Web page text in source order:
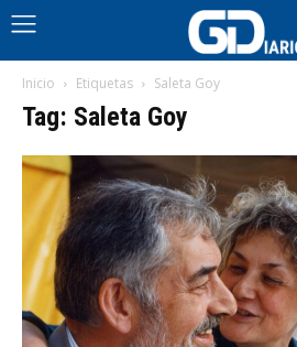
Inicio Etiquetas Saleta Goy
Tag: Saleta Goy